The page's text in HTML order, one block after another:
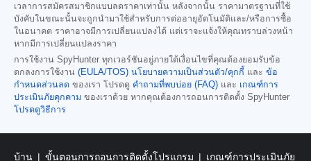
เวลาการสมัครสมาชิกแบบลดราคาเท่านั้น หลังจากนั้น ราคามาตรฐานที่ใช้
บังคับในขณะนั้นจะถูกนำมาใช้สำหรับการต่ออายุอัตโนมัติและ/หรือการซื้อ
ในอนาคต ราคาอาจมีการเปลี่ยนแปลงได้ แต่เราจะแจ้งให้คุณทราบล่วงหน้า
หากมีการเปลี่ยนแปลงราคา
การใช้งาน SpyHunter ทุกเวอร์ชันอยู่ภายใต้เงื่อนไขที่คุณต้องยอมรับข้อ
ตกลงการใช้งาน (EULA/TOS) นโยบายความเป็นส่วนตัว/คุกกี้ และ ข้อ
กำหนดส่วนลด ของเรา โปรดดู คำถามที่พบบ่อย (FAQ) และ เกณฑ์การ
ประเมินภัยคุกคาม ของเราด้วย หากคุณต้องการถอนการติดตั้ง SpyHunter
โปรดดูวิธีการ
บ้าน ขั้นตอนการถอนการติดตั้งโปรแกรม เกณฑ์การประเมินภัย